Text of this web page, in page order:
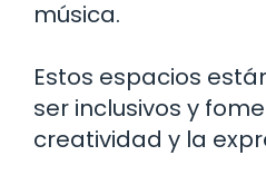
música.
Estos espacios
ser inclusivos y
creatividad y la